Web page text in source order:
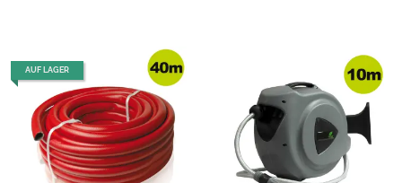
AUF LAGER